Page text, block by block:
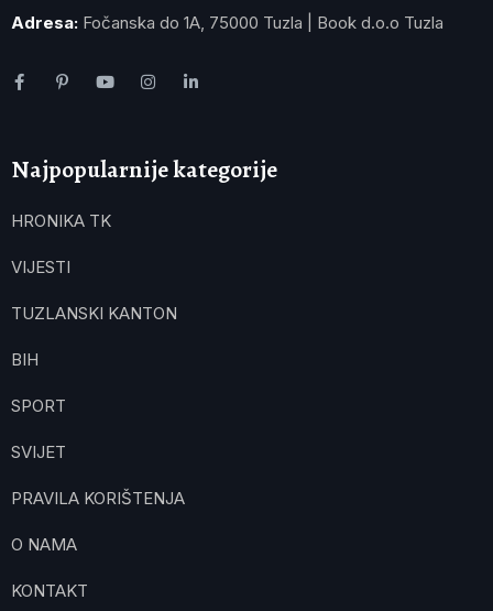
Adresa: Fočanska do 1A, 75000 Tuzla | Book d.o.o Tuzla
Najpopularnije kategorije
HRONIKA TK
VIJESTI
TUZLANSKI KANTON
BIH
SPORT
SVIJET
PRAVILA KORIŠTENJA
O NAMA
KONTAKT